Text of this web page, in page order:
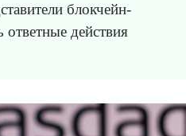
блокчейн-
ответные действия